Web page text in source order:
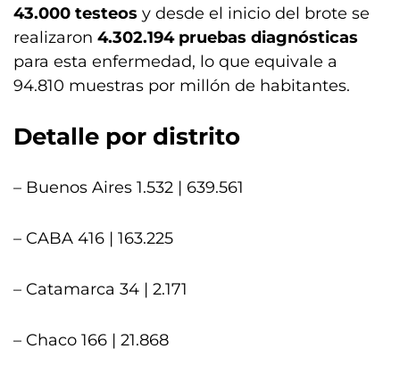
43.000 testeos y desde el inicio del brote se
realizaron 4.302.194 pruebas diagnósticas
para esta enfermedad, lo que equivale a
94.810 muestras por millón de habitantes.
Detalle por distrito
– Buenos Aires 1.532 | 639.561
– CABA 416 | 163.225
– Catamarca 34 | 2.171
– Chaco 166 | 21.868